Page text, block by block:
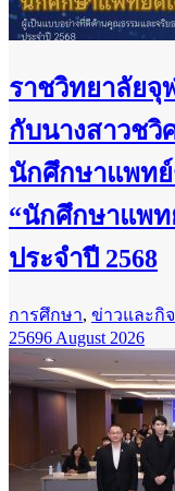
ราชวิทยาลัย
กับนางสาวช
นักศึกษาแพทย์
“นักศึกษาแพ
ประจำปี 2568
การศึกษา, ข่าวและกิ
25696 August 2026